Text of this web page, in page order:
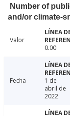
Number of
and/or climate-
Valor
0.00
Fecha
1 de
abril de
2022